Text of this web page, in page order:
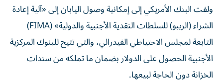
ولفت البنك الأمريكي إلى إمكانية وصول اليابان إلى «آلية إعادة
الشراء (الريبو) للسلطات النقدية الأجنبية والدولية» (FIMA)
التابعة لمجلس الاحتياطي الفيدرالي، والتي تتيح للبنوك المركزية
الأجنبية الحصول على الدولار بضمان ما تملكه من سندات
الخزانة دون الحاجة لبيعها.